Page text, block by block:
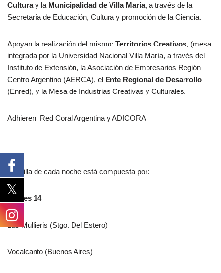
Culturay la Municipalidad de Villa María, a través de la
Secretaría de Educación, Cultura y promoción de la Ciencia.
Apoyan la realización del mismo: Territorios Creativos, (mesa
integrada por la Universidad Nacional Villa María, a través del
Instituto de Extensión, la Asociación de Empresarios Región
Centro Argentino (AERCA), el Ente Regional de Desarrollo
(Enred), y la Mesa de Industrias Creativas y Culturales.
Adhieren: Red Coral Argentina y ADICORA.
La grilla de cada noche está compuesta por:
Jueves 14
Las Mullieris (Stgo. Del Estero)
Vocalcanto (Buenos Aires)